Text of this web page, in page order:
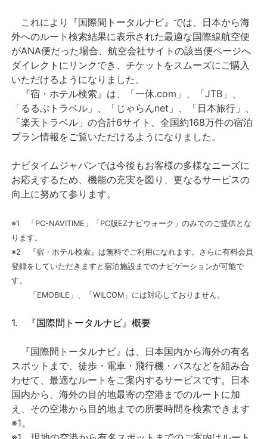
これにより『国際間トータルナビ』では、日本から海
外へのルート検索結果に表示された最適な国際線航空便
がANA便だった場合、航空会社サイトの該当便ページへ
ダイレクトにリンクでき、チケットをスムーズにご購入
いただけるようになりました。
『宿・ホテル検索』は、「一休.com」、「JTB」、
「るるぶトラベル」、「じゃらんnet」、「日本旅行」、
「楽天トラベル」の合計6サイト、全国約168万件の宿泊
プラン情報をご覧いただけるようになりました。
ナビタイムジャパンでは今後もお客様の多様なニーズに
お応えするため、機能の充実を図り、更なるサービスの
向上に努めて参ります。
※1 「PC-NAVITIME」「PC版EZナビウォーク」のみでのご提供とな
ります。
※2 『宿・ホテル検索』は無料でご利用になれます。さらに有料会員
登録をしていただきますと宿泊施設までのナビゲーションが可能で
す。
「EMOBILE」、「WILCOM」には対応しておりません。
1. 『国際間トータルナビ』概要
『国際間トータルナビ』は、日本国内から海外の有名
スポットまで、徒歩・電車・飛行機・バスなどを組み合
わせて、最適なルートをご案内するサービスです。日本
国内から、海外の目的地最寄の空港までのルートに加
え、その空港から目的地までの所要時間を検索できます
※1。